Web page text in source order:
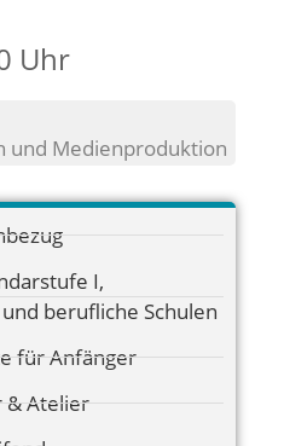
Uhr
und Medienproduktion
I,
berufliche Schulen
für Anfänger
& Atelier